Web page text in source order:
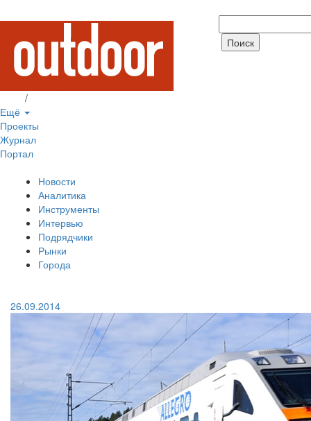
/
Ещё
Проекты
Журнал
Портал
Новости
Аналитика
Инструменты
Интервью
Подрядчики
Рынки
Города
26.09.2014